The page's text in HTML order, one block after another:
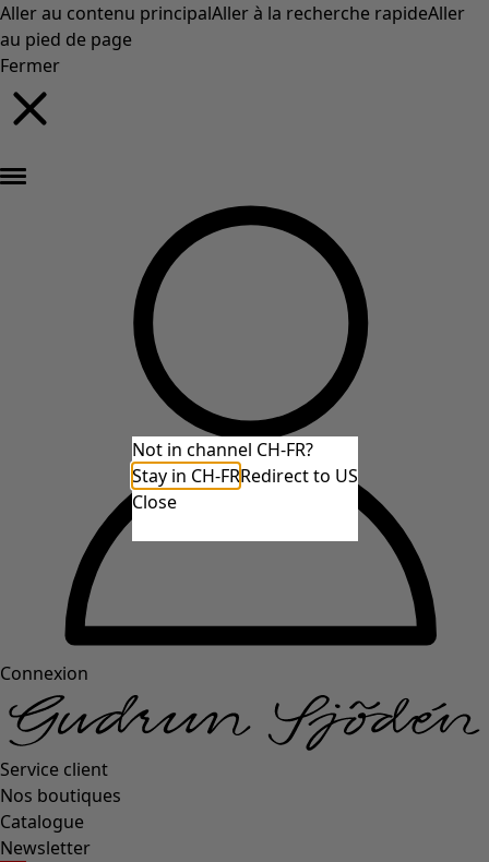
Aller au contenu principalAller à la recherche rapideAller
au pied de page
Fermer
Connexion
Service client
Nos boutiques
Catalogue
Newsletter
Not in channel CH-FR?
Stay in CH-FRRedirect to US
Close